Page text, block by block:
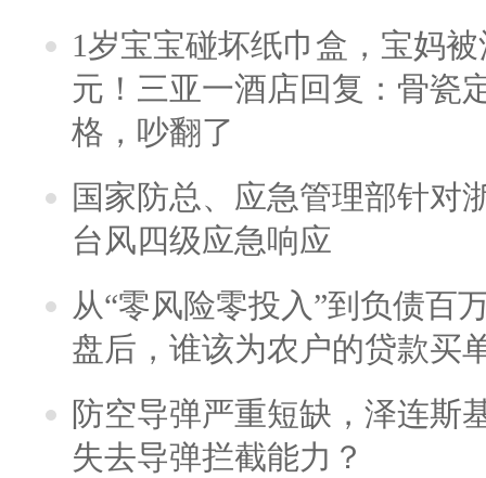
1岁宝宝碰坏纸巾盒，宝妈
元！三亚一酒店回复：骨瓷
格，吵翻了
国家防总、应急管理部针对
台风四级应急响应
从“零风险零投入”到负债百
盘后，谁该为农户的贷款买
防空导弹严重短缺，泽连斯
失去导弹拦截能力？